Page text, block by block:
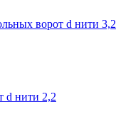
ворот d нити 3,2
d нити 2,2